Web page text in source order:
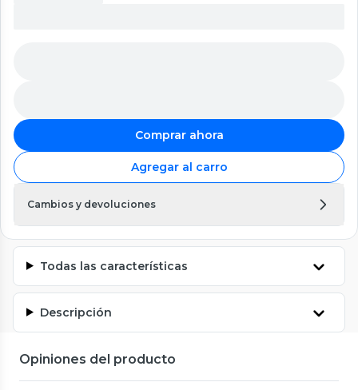
Comprar ahora
Agregar al carro
Cambios y devoluciones
Todas las características
Descripción
Opiniones del producto